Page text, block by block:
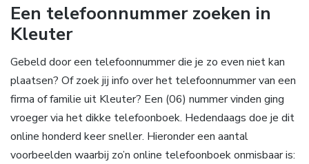
Een telefoonnummer zoeken in
Kleuter
Gebeld door een telefoonnummer die je zo even niet kan
plaatsen? Of zoek jij info over het telefoonnummer van een
firma of familie uit Kleuter? Een (06) nummer vinden ging
vroeger via het dikke telefoonboek. Hedendaags doe je dit
online honderd keer sneller. Hieronder een aantal
voorbeelden waarbij zo’n online telefoonboek onmisbaar is: